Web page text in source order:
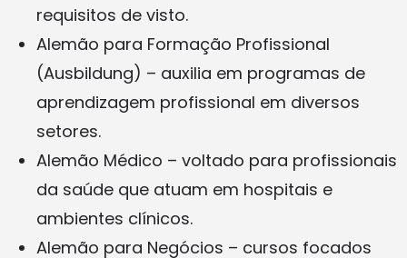
requisitos de visto.
Alemão para Formação Profissional
(Ausbildung) – auxilia em programas de
aprendizagem profissional em diversos
setores.
Alemão Médico – voltado para profissionais
da saúde que atuam em hospitais e
ambientes clínicos.
Alemão para Negócios – cursos focados